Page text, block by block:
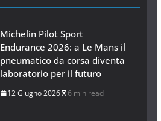
Michelin Pilot Sport
Endurance 2026: a Le Mans il
pneumatico da corsa diventa
laboratorio per il futuro
12 Giugno 2026 6 min read